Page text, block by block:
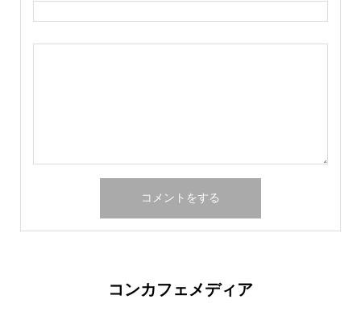
コンカフェメディア